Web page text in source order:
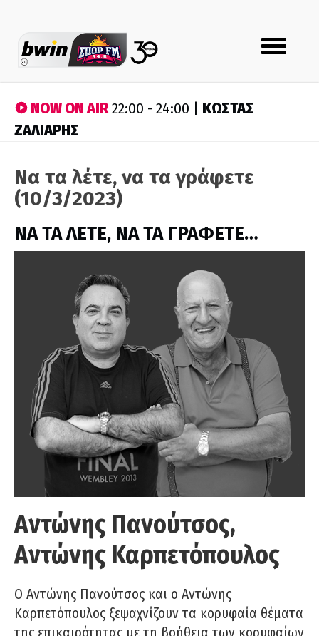
Toggle
navigation
NOW ON AIR22:00 - 24:00 | ΚΩΣΤΑΣ
ΖΑΛΙΑΡΗΣ
Να τα λέτε, να τα γράφετε
(10/3/2023)
ΝΑ ΤΑ ΛΕΤΕ, ΝΑ ΤΑ ΓΡΑΦΕΤΕ…
Αντώνης Πανούτσος,
Αντώνης Καρπετόπουλος
Ο Αντώνης Πανούτσος και ο Αντώνης
Καρπετόπουλος ξεψαχνίζουν τα κορυφαία θέματα